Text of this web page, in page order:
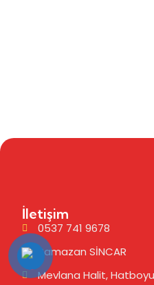
İletişim
0537 741 9678
Ramazan SİNCAR
Mevlana Halit, Hatboyu